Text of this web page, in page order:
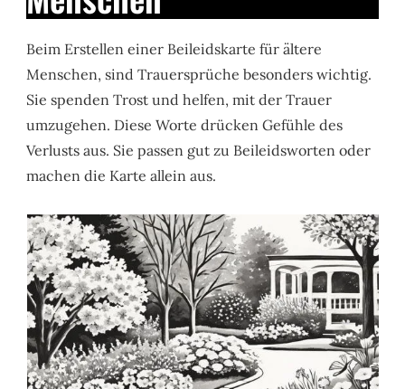
Beim Erstellen einer Beileidskarte für ältere
Menschen, sind Trauersprüche besonders wichtig.
Sie spenden Trost und helfen, mit der Trauer
umzugehen. Diese Worte drücken Gefühle des
Verlusts aus. Sie passen gut zu Beileidsworten oder
machen die Karte allein aus.